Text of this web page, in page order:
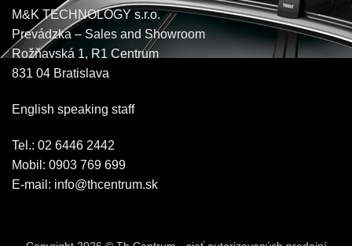
M&K TECHNOLOGY s.r.o.
Prevádzka – Sales and Showroom
Rožňavská 1, R1 Centrum
831 04 Bratislava
English speaking staff
Tel.: 02 6446 2442
Mobil: 0903 769 699
E-mail: info@thcentrum.sk